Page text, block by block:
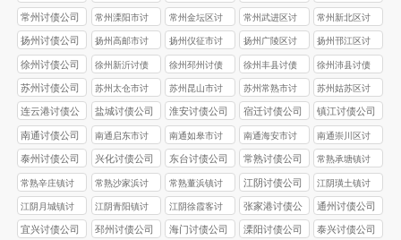
债公司
债公司
债公司
债公司
常州讨债公司
常州溧阳市讨
债公司
常州金坛区讨
债公司
常州武进区讨
债公司
常州新北区讨
债公司
扬州讨债公司
扬州高邮市讨
债公司
扬州仪征市讨
债公司
扬州广陵区讨
债公司
扬州邗江区讨
债公司
徐州讨债公司
徐州新沂讨债
公司
徐州邳州讨债
公司
徐州丰县讨债
公司
徐州沛县讨债
公司
苏州讨债公司
苏州太仓市讨
债公司
苏州昆山市讨
债公司
苏州常熟市讨
债公司
苏州姑苏区讨
债公司
连云港讨债公
司
盐城讨债公司 淮安讨债公司 宿迁讨债公司 镇江讨债公司
南通讨债公司
南通启东市讨
债公司
南通如皋市讨
债公司
南通海安市讨
债公司
南通崇川区讨
债公司
泰州讨债公司 兴化讨债公司 东台讨债公司 常熟讨债公司
常熟承塘镇讨
债公司
常熟辛庄镇讨
债公司
常熟沙家浜讨
债公司
常熟董浜镇讨
债公司
江阴讨债公司
江阴璜土镇讨
债公司
江阴月城镇讨
债公司
江阴青阳镇讨
债公司
江阴徐霞客讨
债公司
张家港讨债公
司
通州讨债公司
宜兴讨债公司 邳州讨债公司 海门讨债公司 溧阳讨债公司 泰兴讨债公司